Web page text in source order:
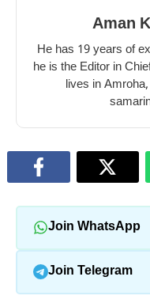
Aman
He has 19 years of
he is the Editor in
lives in
Join WhatsApp
Join Telegram